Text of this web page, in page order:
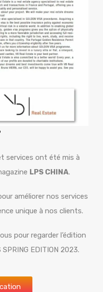
services ont été mis à
LPS CHINA.
améliorer nos services
unique à nos clients.
pour regarder l’édition
EDITION 2023.